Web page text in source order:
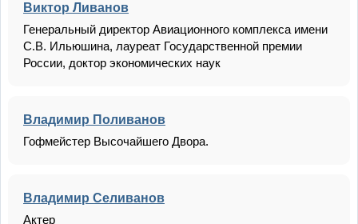
Виктор Ливанов
Генеральный директор Авиационного комплекса имени
С.В. Ильюшина, лауреат Государственной премии
России, доктор экономических наук
Владимир Поливанов
Гофмейстер Высочайшего Двора.
Владимир Селиванов
Актер